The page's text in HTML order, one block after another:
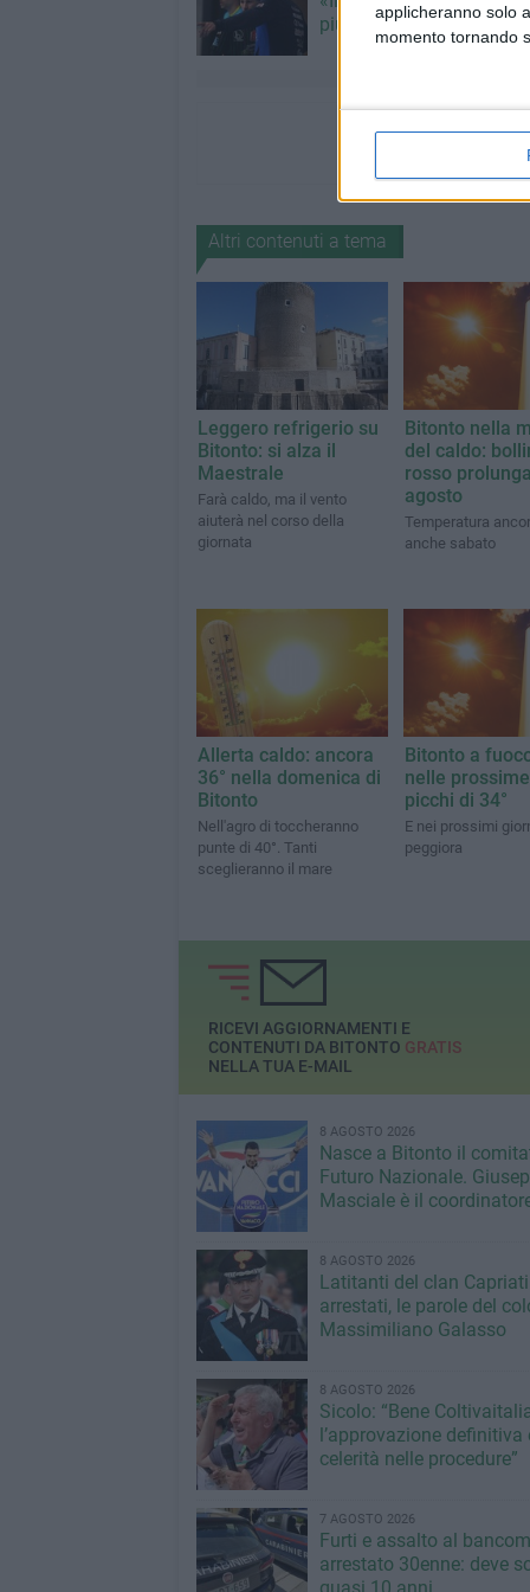
applicheranno solo
momento tornando
più equilibrato»
Altri contenuti a tema
Leggero refrigerio su
Bitonto: si alza il
Maestrale
Farà caldo, ma il vento
aiuterà nel corso della
giornata
Bitonto nella
del caldo:
rosso
agosto
Temperatura
anche sabato
Allerta caldo: ancora
36° nella domenica di
Bitonto
Nell'agro di toccheranno
punte di 40°. Tanti
sceglieranno il mare
Bitonto a
nelle
picchi di 34°
E nei prossimi
peggiora
RICEVI AGGIORNAMENTI E
CONTENUTI DA BITONTO GRATIS
NELLA TUA E-MAIL
8 AGOSTO 2026
Nasce a Bitonto il
Futuro Nazionale.
Masciale è il
8 AGOSTO 2026
Latitanti del clan Capriati
arrestati, le parole del
Massimiliano Galasso
8 AGOSTO 2026
Sicolo: “Bene
l’approvazione definitiva
celerità nelle procedure”
7 AGOSTO 2026
Furti e assalto al
arrestato 30enne: deve